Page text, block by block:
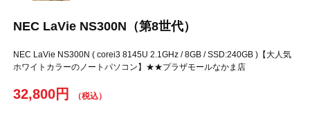
NEC LaVie NS300N（第8世代）
NEC LaVie NS300N ( corei3 8145U 2.1GHz / 8GB / SSD:240GB )【大人気
ホワイトカラーのノートパソコン】★★プラザモールなかま店
32,800円